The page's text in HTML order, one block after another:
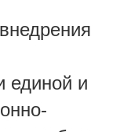
единой и